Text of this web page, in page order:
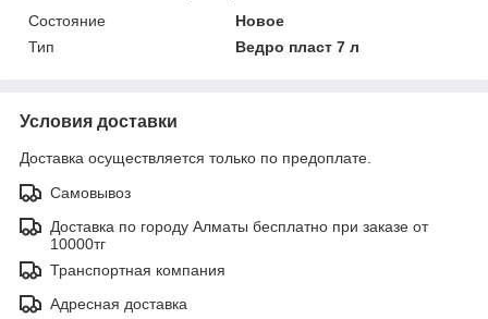
Состояние
Новое
Тип
Ведро пласт 7 л
Условия доставки
Доставка осуществляется только по предоплате.
Самовывоз
Доставка по городу Алматы бесплатно при заказе от
10000тг
Транспортная компания
Адресная доставка